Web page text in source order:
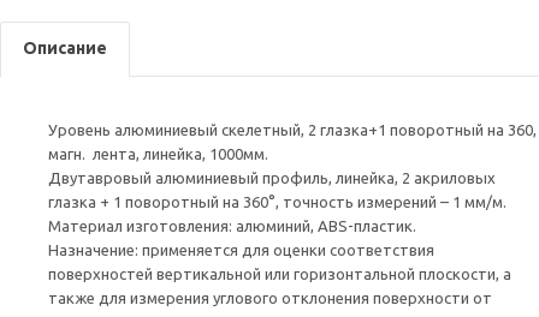
Описание
Уровень алюминиевый скелетный, 2 глазка+1 поворотный на 360,
магн. лента, линейка, 1000мм.
Двутавровый алюминиевый профиль, линейка, 2 акриловых
глазка + 1 поворотный на 360°, точность измерений – 1 мм/м.
Материал изготовления: алюминий, ABS-пластик.
Назначение: применяется для оценки соответствия
поверхностей вертикальной или горизонтальной плоскости, а
также для измерения углового отклонения поверхности от